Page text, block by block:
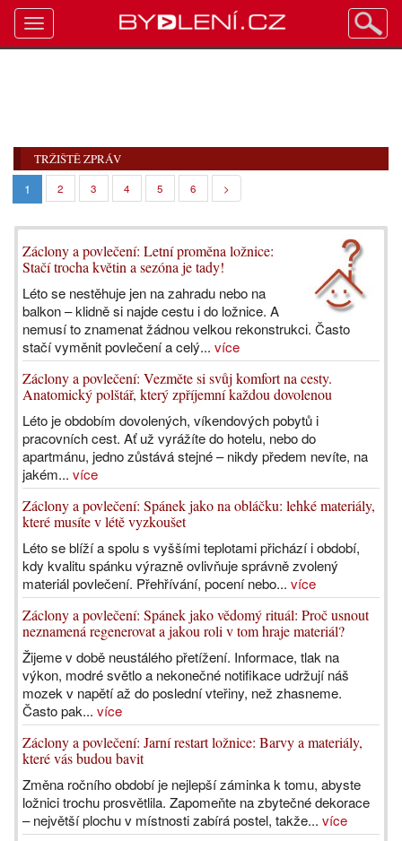
TRŽIŠTĚ ZPRÁV
1 2 3 4 5 6 >
Záclony a povlečení: Letní proměna ložnice:
Stačí trocha květin a sezóna je tady!
Léto se nestěhuje jen na zahradu nebo na
balkon – klidně si najde cestu i do ložnice. A
nemusí to znamenat žádnou velkou rekonstrukci. Často
stačí vyměnit povlečení a celý... více
Záclony a povlečení: Vezměte si svůj komfort na cesty.
Anatomický polštář, který zpříjemní každou dovolenou
Léto je obdobím dovolených, víkendových pobytů i
pracovních cest. Ať už vyrážíte do hotelu, nebo do
apartmánu, jedno zůstává stejné – nikdy předem nevíte, na
jakém... více
Záclony a povlečení: Spánek jako na obláčku: lehké materiály,
které musíte v létě vyzkoušet
Léto se blíží a spolu s vyššími teplotami přichází i období,
kdy kvalitu spánku výrazně ovlivňuje správně zvolený
materiál povlečení. Přehřívání, pocení nebo... více
Záclony a povlečení: Spánek jako vědomý rituál: Proč usnout
neznamená regenerovat a jakou roli v tom hraje materiál?
Žijeme v době neustálého přetížení. Informace, tlak na
výkon, modré světlo a nekonečné notifikace udržují náš
mozek v napětí až do poslední vteřiny, než zhasneme.
Často pak... více
Záclony a povlečení: Jarní restart ložnice: Barvy a materiály,
které vás budou bavit
Změna ročního období je nejlepší záminka k tomu, abyste
ložnici trochu prosvětlila. Zapomeňte na zbytečné dekorace
– největší plochu v místnosti zabírá postel, takže... více
Toggle
navigation